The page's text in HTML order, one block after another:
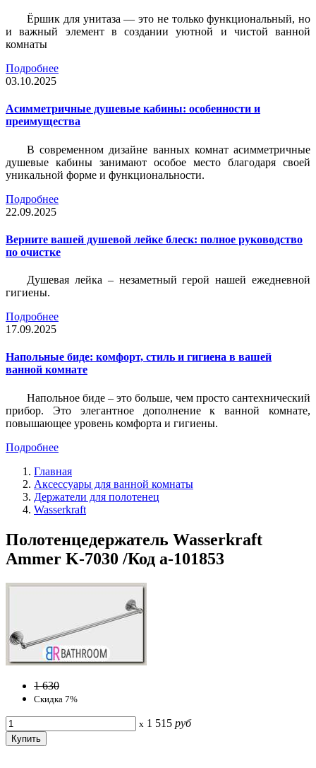
Ёршик для унитаза — это не только функциональный, но
и важный элемент в создании уютной и чистой ванной
комнаты
Подробнее
03.10.2025
Асимметричные душевые кабины: особенности и
преимущества
В современном дизайне ванных комнат асимметричные
душевые кабины занимают особое место благодаря своей
уникальной форме и функциональности.
Подробнее
22.09.2025
Верните вашей душевой лейке блеск: полное руководство
по очистке
Душевая лейка – незаметный герой нашей ежедневной
гигиены.
Подробнее
17.09.2025
Напольные биде: комфорт, стиль и гигиена в вашей
ванной комнате
Напольное биде – это больше, чем просто сантехнический
прибор. Это элегантное дополнение к ванной комнате,
повышающее уровень комфорта и гигиены.
Подробнее
Главная
Аксессуары для ванной комнаты
Держатели для полотенец
Wasserkraft
Полотенцедержатель Wasserkraft
Ammer K-7030 /Код a-101853
1 630
Скидка 7%
x 1 515 руб